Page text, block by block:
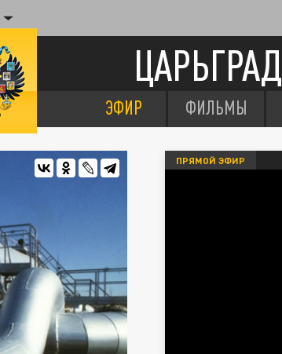
ЦАРЬГРАД
ЭФИР ФИЛЬМЫ
ПРЯМОЙ ЭФИР